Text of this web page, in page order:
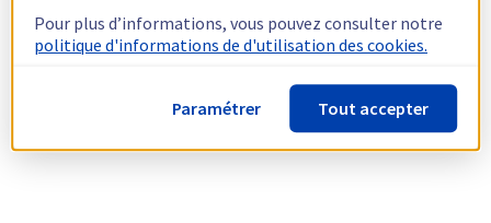
Pour plus d’informations, vous pouvez consulter notre
politique d'informations de d'utilisation des cookies.
Paramétrer Tout accepter